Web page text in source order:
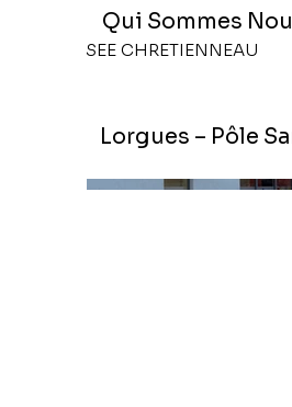
SEE CHRETIENNEAU
Qui Sommes
Lorgues – Pôle